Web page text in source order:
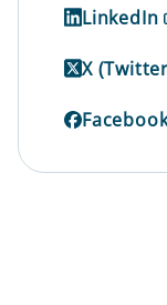
LinkedIn
X